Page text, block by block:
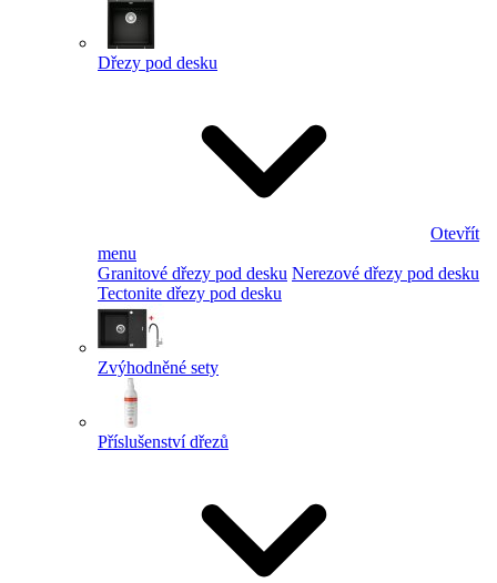
Dřezy pod desku
Otevřít
menu
Granitové dřezy pod desku Nerezové dřezy pod desku
Tectonite dřezy pod desku
Zvýhodněné sety
Příslušenství dřezů